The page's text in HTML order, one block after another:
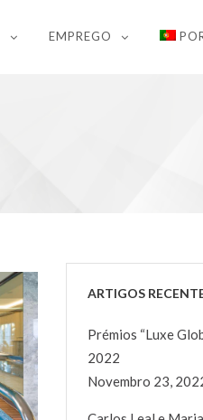
EMPREGO
ARTIGOS
Prémios “Luxe
2022
Novembro 23,